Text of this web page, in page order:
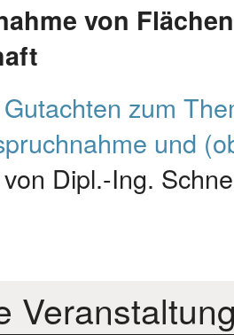
von
zum
und
Dipl.-Ing.